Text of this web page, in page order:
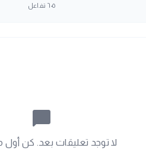
٦٠٥ تفاعل
chat_bubble_outline
لا توجد تعليقات بعد. كن